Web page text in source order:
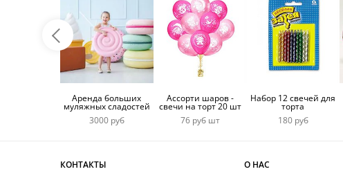
Аренда больших
муляжных сладостей
3000 руб
Ассорти шаров -
свечи на торт 20 шт
76 руб шт
Набор 12 свечей для
торта
180 руб
КОНТАКТЫ О НАС